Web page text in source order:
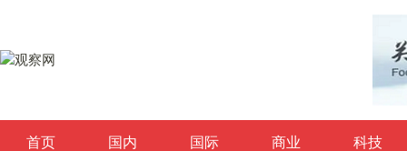
首页 国内 国际 商业 科技